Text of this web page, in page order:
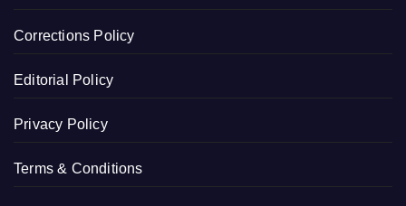
Corrections Policy
Editorial Policy
Privacy Policy
Terms & Conditions